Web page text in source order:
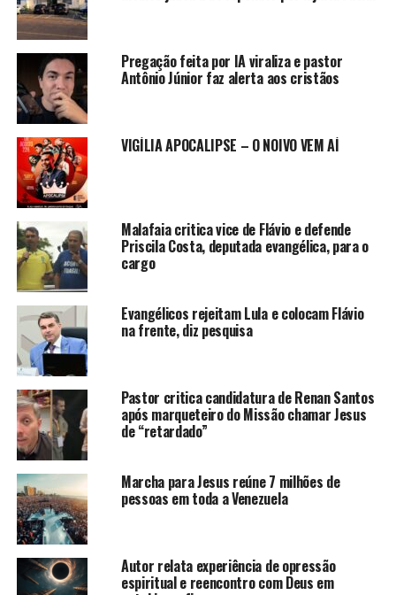
Pregação feita por IA viraliza e pastor
Antônio Júnior faz alerta aos cristãos
VIGÍLIA APOCALIPSE – O NOIVO VEM AÍ
Malafaia critica vice de Flávio e defende
Priscila Costa, deputada evangélica, para o
cargo
Evangélicos rejeitam Lula e colocam Flávio
na frente, diz pesquisa
Pastor critica candidatura de Renan Santos
após marqueteiro do Missão chamar Jesus
de “retardado”
Marcha para Jesus reúne 7 milhões de
pessoas em toda a Venezuela
Autor relata experiência de opressão
espiritual e reencontro com Deus em